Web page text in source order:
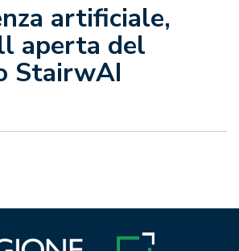
artificiale,
aperta del
StairwAI